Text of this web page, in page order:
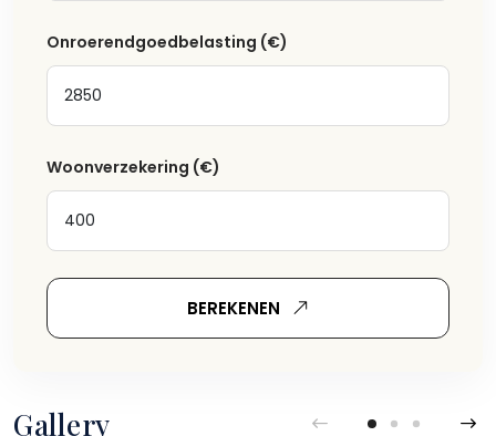
Onroerendgoedbelasting (€)
Woonverzekering (€)
BEREKENEN
Gallery